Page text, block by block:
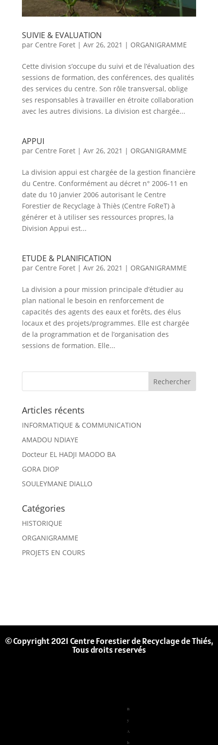
SUIVIE & EVALUATION
par Centre Foret| Avr 26, 2021 | ORGANIGRAMME
Cette division s’occupe du suivi et de l’évaluation des
sessions de formation, des conférences, des qualités
des services du centre. Son rôle transversal, oblige
ses responsables à travailler en étroite collaboration
avec les autres divisions. La division est chargée...
APPUI
par Centre Foret| Avr 26, 2021 | ORGANIGRAMME
La division appui est chargée de la gestion financière
du Centre. Conformément au décret n° 2006-11 en
date du 10 janvier 2006 autorisant le Centre
Forestier de Recyclage à Thiès (Centre FoReT) à
générer et à utiliser ses ressources propres, la
Division Appui est...
ETUDE & PLANIFICATION
par Centre Foret| Avr 26, 2021 | ORGANIGRAMME
La division a pour mission principale d’étudier au
plan national le besoin en renforcement de
capacités des agents des eaux et forêts, des élus
locaux et des projets/programmes. Elle est chargée
de la programmation et de l’organisation des
sessions de formation. Elle...
Articles récents
INFORMATIQUE & COMMUNICATION
AMADOU NDIAYE
Docteur EL HADJI MAODO BA
GORA DIOP
SOULEYMANE DIALLO
Catégories
HISTORIQUE
ORGANIGRAMME
PROJETS EN COURS
© Copyright 2021 Centre Forestier de Recyclage de Thiés,
Tous droits reservés
B
y
A
b